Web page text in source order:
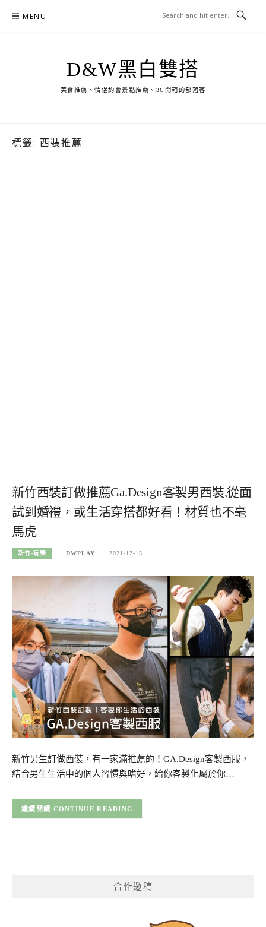
MENU
D&W黑白雙搭
美食推薦、情侶約會景點推薦、3C開箱的部落客
標籤: 西裝推薦
新竹西裝訂做推薦Ga.Design客製男西裝,從面
試到婚禮，或生活穿搭都好看！材質也不毫
馬虎
新竹-玩樂 DWPLAY 2021-12-15
新竹男生訂做西裝，有一家滿推薦的！GA.Design客製西服，
結合男生生活中的個人習慣與嗜好，給你客製化屬於你…
CONTINUE READING
合作邀稿